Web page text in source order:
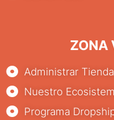
ZONA
Administrar Tienda
Nuestro
Programa